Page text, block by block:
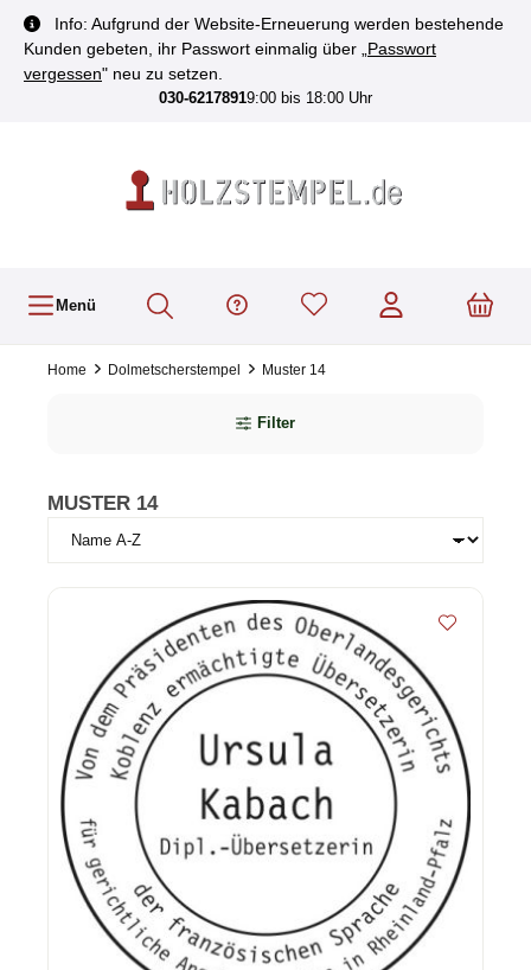
springen
Info: Aufgrund der Website-Erneuerung werden bestehende
Kunden gebeten, ihr Passwort einmalig über „ Passwort
vergessen" neu zu setzen.
030-62178919:00 bis 18:00 Uhr
Menü
Home Dolmetscherstempel Muster 14
Filter
MUSTER 14